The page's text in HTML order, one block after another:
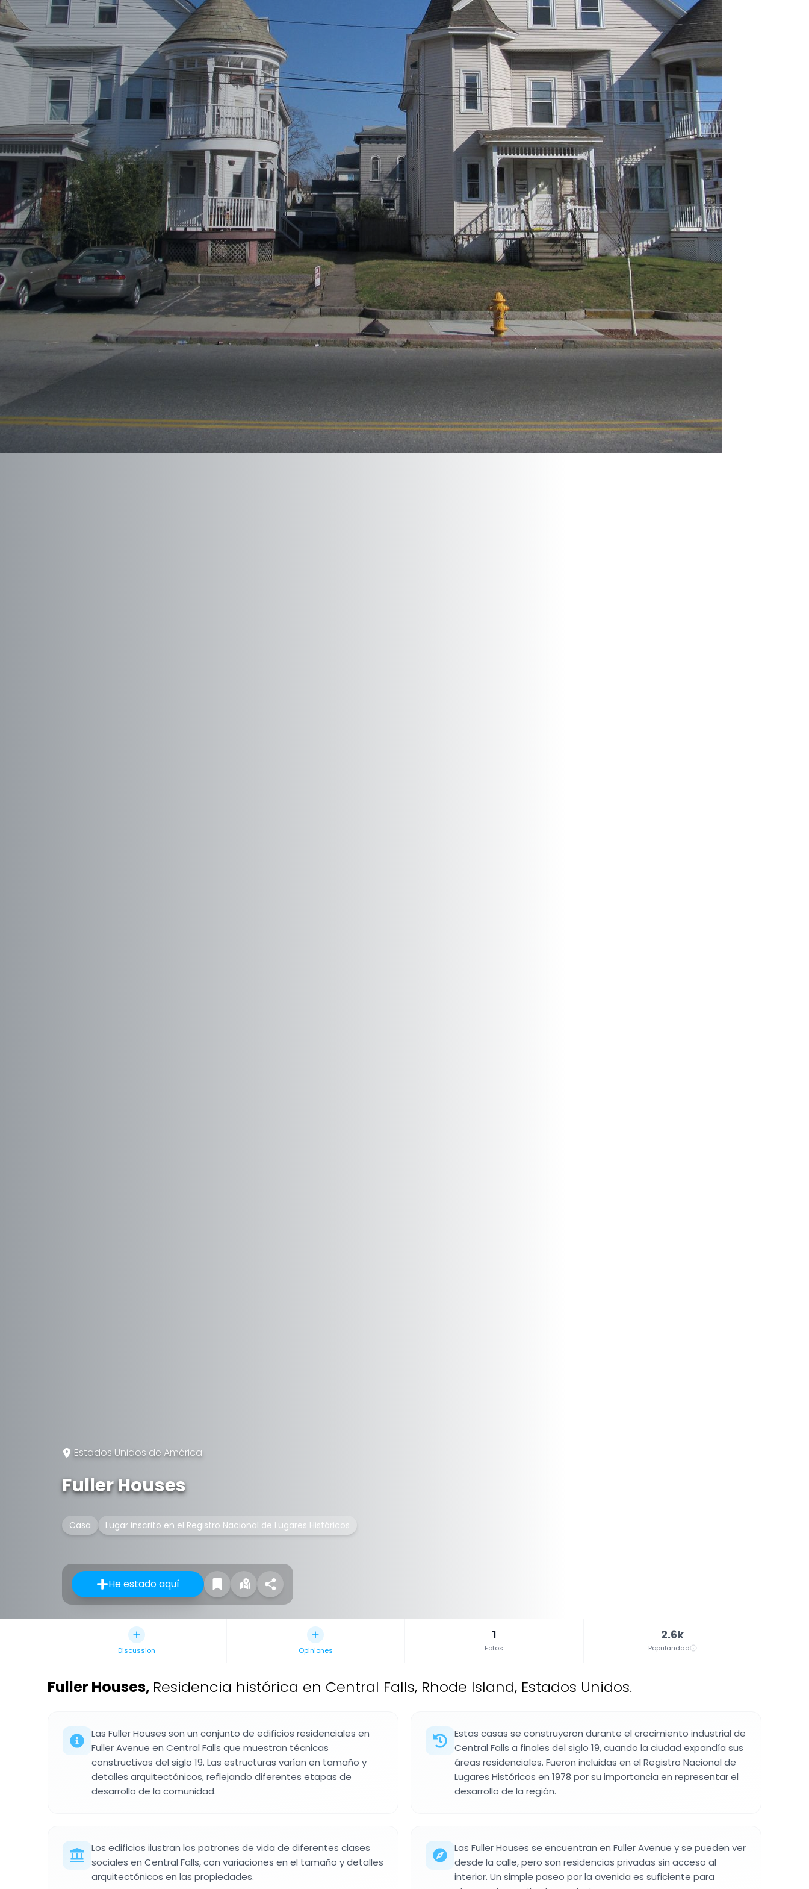
Estados Unidos de América
Fuller Houses
Casa Lugar inscrito en el Registro Nacional de Lugares Históricos
He estado aquí
Discussion Opiniones
1
Fotos
2.6k
Popularidad
Fuller Houses, Residencia histórica en Central Falls, Rhode Island, Estados Unidos.
Las Fuller Houses son un conjunto de edificios residenciales en
Fuller Avenue en Central Falls que muestran técnicas
constructivas del siglo 19. Las estructuras varían en tamaño y
detalles arquitectónicos, reflejando diferentes etapas de
desarrollo de la comunidad.
Estas casas se construyeron durante el crecimiento industrial de
Central Falls a finales del siglo 19, cuando la ciudad expandía sus
áreas residenciales. Fueron incluidas en el Registro Nacional de
Lugares Históricos en 1978 por su importancia en representar el
desarrollo de la región.
Los edificios ilustran los patrones de vida de diferentes clases
sociales en Central Falls, con variaciones en el tamaño y detalles
arquitectónicos en las propiedades.
Las Fuller Houses se encuentran en Fuller Avenue y se pueden ver
desde la calle, pero son residencias privadas sin acceso al
interior. Un simple paseo por la avenida es suficiente para